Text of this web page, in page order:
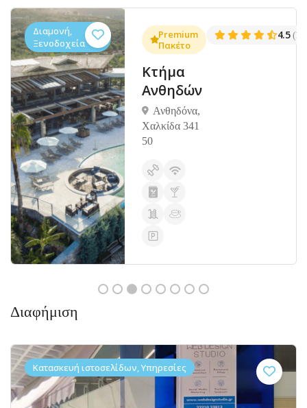
(1381)
Διαμονή,
Ξενοδοχεία
Premium
Πακέτο
Κτήμα
Ανθηδών
Ανθηδόνα,
Χαλκίδα 341
50
4.5
Διαφήμιση
Κατασκευή ιστοσελίδων, Υπηρεσίες